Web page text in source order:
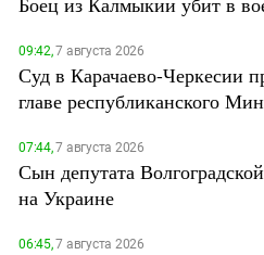
09:42,7 августа 2026
Суд в Карачаево-Черкесии
главе республиканского
07:44,7 августа 2026
Сын депутата
на Украине
06:45,7 августа 2026